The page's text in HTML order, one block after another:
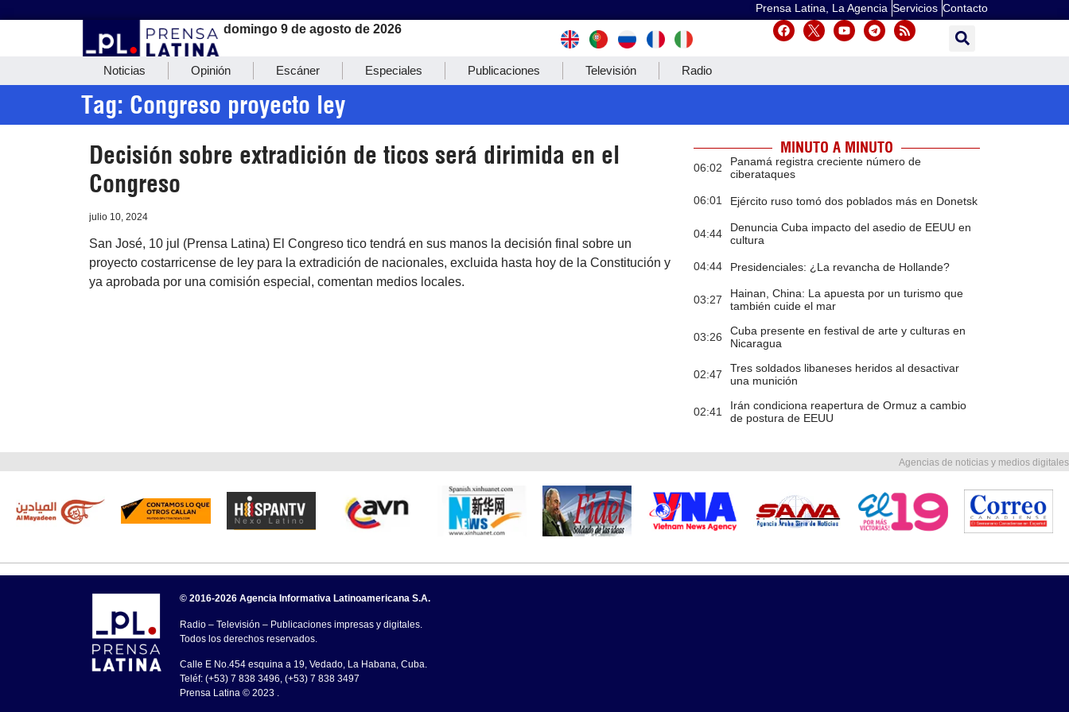
Prensa Latina, La Agencia Servicios Contacto
domingo 9 de agosto de 2026
Noticias Opinión Escáner Especiales Publicaciones Televisión Radio
Tag: Congreso proyecto ley
Decisión sobre extradición de ticos será dirimida en el
Congreso
julio 10, 2024
San José, 10 jul (Prensa Latina) El Congreso tico tendrá en sus manos la decisión final sobre un
proyecto costarricense de ley para la extradición de nacionales, excluida hasta hoy de la Constitución y
ya aprobada por una comisión especial, comentan medios locales.
MINUTO A MINUTO
06:02
Panamá registra creciente número de
ciberataques
06:01 Ejército ruso tomó dos poblados más en Donetsk
04:44
Denuncia Cuba impacto del asedio de EEUU en
cultura
04:44 Presidenciales: ¿La revancha de Hollande?
03:27
Hainan, China: La apuesta por un turismo que
también cuide el mar
03:26
Cuba presente en festival de arte y culturas en
Nicaragua
02:47
Tres soldados libaneses heridos al desactivar
una munición
02:41
Irán condiciona reapertura de Ormuz a cambio
de postura de EEUU
Agencias de noticias y medios digitales
© 2016-2026 Agencia Informativa Latinoamericana S.A.
Radio – Televisión – Publicaciones impresas y digitales.
Todos los derechos reservados.
Calle E No.454 esquina a 19, Vedado, La Habana, Cuba.
Teléf: (+53) 7 838 3496, (+53) 7 838 3497
Prensa Latina © 2023 .